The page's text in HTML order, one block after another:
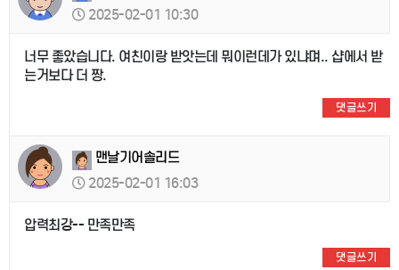
2025-02-01 10:30
너무 좋았습니다. 여친이랑 받앗는데 뭐이런데가 있냐며.. 샵에서 받
는거보다 더 짱.
댓글쓰기
맨날기어솔리드
2025-02-01 16:03
압력최강-- 만족만족
댓글쓰기